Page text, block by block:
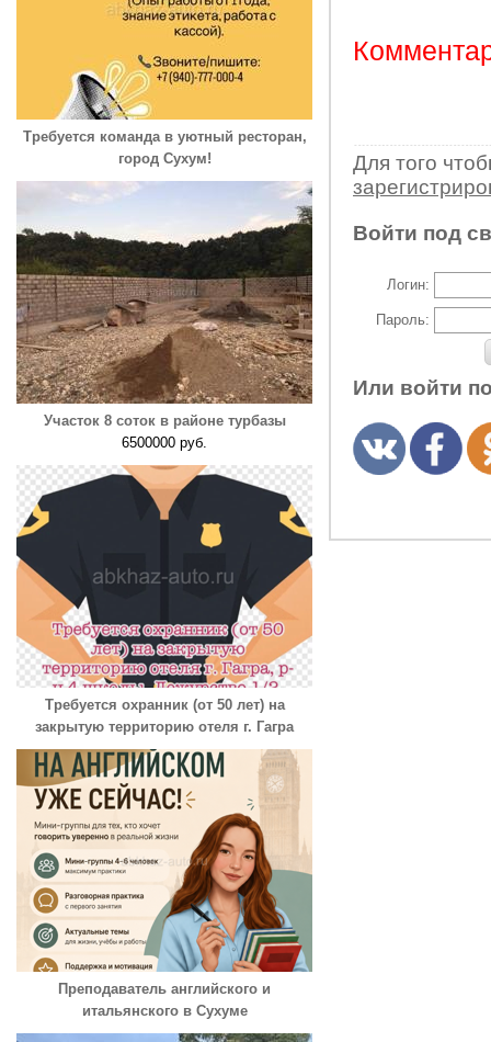
Требуется команда в уютный ресторан,
город Сухум!
Участок 8 соток в районе турбазы
6500000 руб.
Требуется охранник (от 50 лет) на
закрытую территорию отеля г. Гагра
Преподаватель английского и
итальянского в Сухуме
Для того
Войти под
Логин:
Пароль:
Или войти